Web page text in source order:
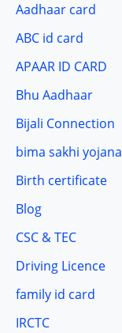
Aadhaar card
ABC id card
APAAR ID CARD
Bhu Aadhaar
Bijali Connection
bima sakhi yojana
Birth certificate
Blog
CSC & TEC
Driving Licence
family id card
IRCTC